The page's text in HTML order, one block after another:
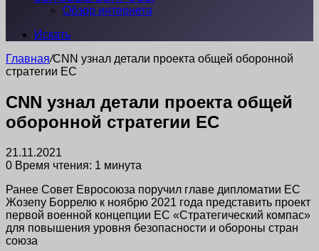
Обзор интернета
Искать
Главная/CNN узнал детали проекта общей оборонной
стратегии ЕС
CNN узнал детали проекта общей
оборонной стратегии ЕС
21.11.2021
0 Время чтения: 1 минута
Ранее Совет Евросоюза поручил главе дипломатии ЕС
Жозепу Боррелю к ноябрю 2021 года представить проект
первой военной концепции ЕС «Стратегический компас»
для повышения уровня безопасности и обороны стран
союза